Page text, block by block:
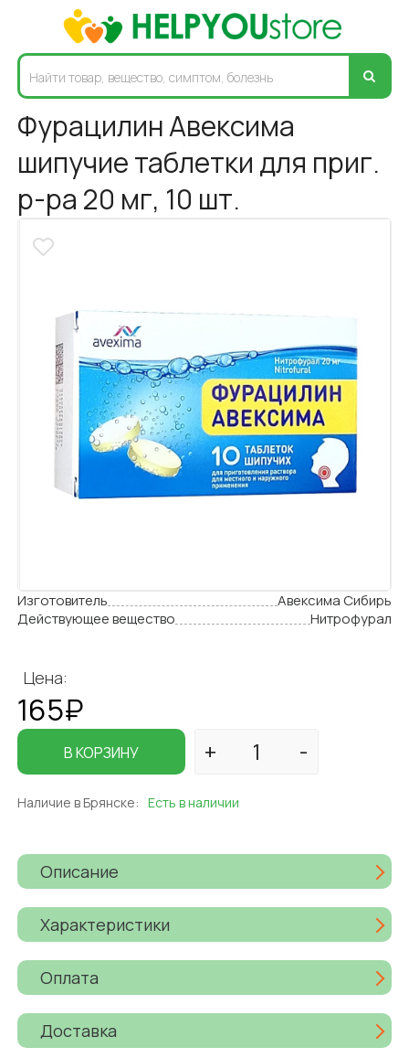
Фурацилин Авексима
шипучие таблетки для приг.
р-ра 20 мг, 10 шт.
Изготовитель
Авексима Сибирь
Действующее вещество
Нитрофурал
Цена:
165₽
В КОРЗИНУ
Наличие в Брянске: Есть в наличии
Описание
Характеристики
Оплата
Доставка